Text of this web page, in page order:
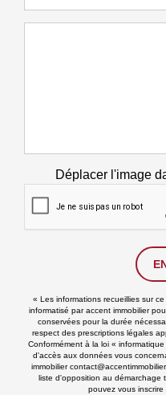
Déplacer l'image
« Les informations recueillies sur
informatisé par accent immobilier
conservées pour la durée
respect des prescriptions légales
Conformément à la loi «
d'accès aux données vous
immobilier
liste d'opposition au démarchage
pouvez vous inscrire